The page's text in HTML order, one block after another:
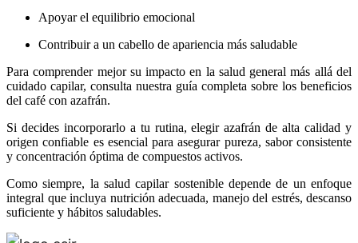
Apoyar el equilibrio emocional
Contribuir a un cabello de apariencia más saludable
Para comprender mejor su impacto en la salud general más allá del
cuidado capilar, consulta nuestra guía completa sobre los beneficios
del café con azafrán.
Si decides incorporarlo a tu rutina, elegir azafrán de alta calidad y
origen confiable es esencial para asegurar pureza, sabor consistente
y concentración óptima de compuestos activos.
Como siempre, la salud capilar sostenible depende de un enfoque
integral que incluya nutrición adecuada, manejo del estrés, descanso
suficiente y hábitos saludables.